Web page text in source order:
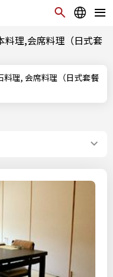
料理,会席料理（日式套